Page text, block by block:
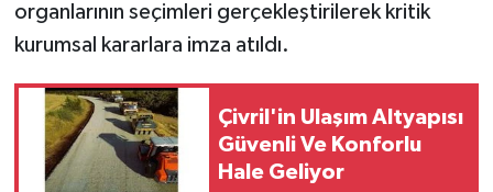
organlarının seçimleri gerçekleştirilerek kritik
kurumsal kararlara imza atıldı.
Çivril'in Ulaşım Altyapısı
Güvenli Ve Konforlu
Hale Geliyor